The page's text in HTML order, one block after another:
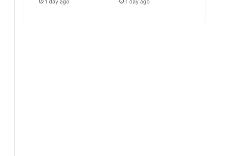
1 day ago 1 day ago